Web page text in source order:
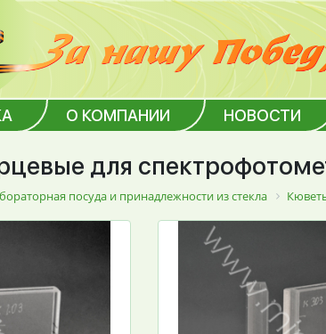
О КОМПАНИИ НОВОСТИ
для
посуда и принадлежности из стекла